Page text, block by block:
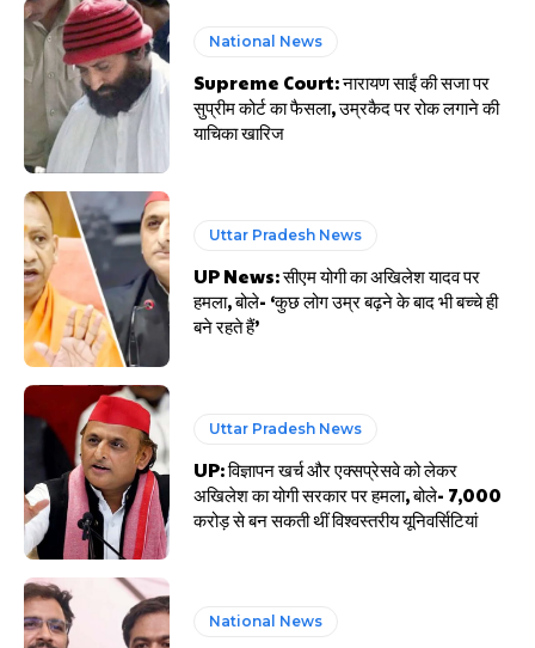
National News
Supreme Court: नारायण साईं की सजा पर
सुप्रीम कोर्ट का फैसला, उम्रकैद पर रोक लगाने की
याचिका खारिज
Uttar Pradesh News
UP News: सीएम योगी का अखिलेश यादव पर
हमला, बोले- ‘कुछ लोग उम्र बढ़ने के बाद भी बच्चे ही
बने रहते हैं’
Uttar Pradesh News
UP: विज्ञापन खर्च और एक्सप्रेसवे को लेकर
अखिलेश का योगी सरकार पर हमला, बोले- 7,000
करोड़ से बन सकती थीं विश्वस्तरीय यूनिवर्सिटियां
National News